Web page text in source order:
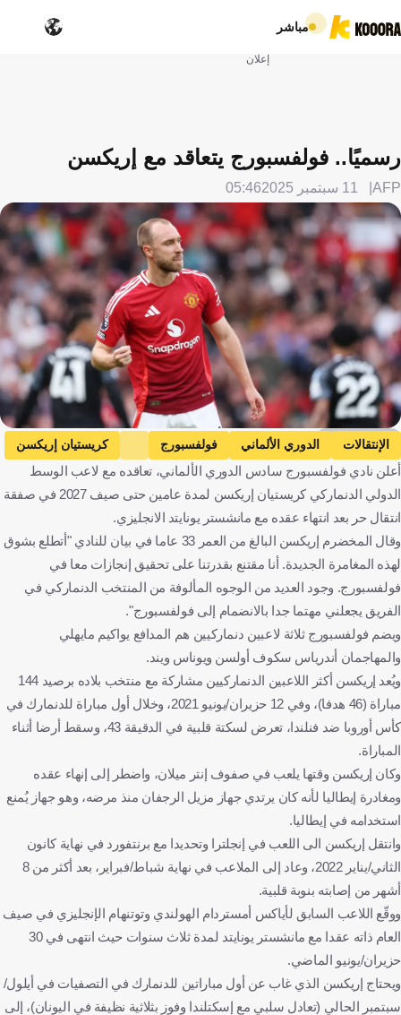
مباشر
إعلان
رسميًا.. فولفسبورج يتعاقد مع إريكسن
AFP 11 سبتمبر 2025 05:46
Getty Images
الإنتقالات الدوري الألماني فولفسبورج
كريستيان إريكسن
مانشستر يونايتد
ألمانيا الدانمرك إنجلترا كرة قدم
أعلن نادي فولفسبورج سادس الدوري الألماني، تعاقده مع لاعب الوسط
الدولي الدنماركي كريستيان إريكسن لمدة عامين حتى صيف 2027 في صفقة
انتقال حر بعد انتهاء عقده مع مانشستر يونايتد الانجليزي.
وقال المخضرم إريكسن البالغ من العمر 33 عاما في بيان للنادي "أتطلع بشوق
لهذه المغامرة الجديدة. أنا مقتنع بقدرتنا على تحقيق إنجازات معا في
فولفسبورج. وجود العديد من الوجوه المألوفة من المنتخب الدنماركي في
الفريق يجعلني مهتما جدا بالانضمام إلى فولفسبورج".
ويضم فولفسبورج ثلاثة لاعبين دنماركيين هم المدافع يواكيم مايهلي
والمهاجمان أندرياس سكوف أولسن ويوناس ويند.
ويُعد إريكسن أكثر اللاعبين الدنماركيين مشاركة مع منتخب بلاده برصيد 144
مباراة (46 هدفا)، وفي 12 حزيران/يونيو 2021، وخلال أول مباراة للدنمارك في
كأس أوروبا ضد فنلندا، تعرض لسكتة قلبية في الدقيقة 43، وسقط أرضا أثناء
المباراة.
وكان إريكسن وقتها يلعب في صفوف إنتر ميلان، واضطر إلى إنهاء عقده
ومغادرة إيطاليا لأنه كان يرتدي جهاز مزيل الرجفان منذ مرضه، وهو جهاز يُمنع
استخدامه في إيطاليا.
وانتقل إريكسن الى اللعب في إنجلترا وتحديدا مع برنتفورد في نهاية كانون
الثاني/يناير 2022، وعاد إلى الملاعب في نهاية شباط/فبراير، بعد أكثر من 8
أشهر من إصابته بنوبة قلبية.
ووقّع اللاعب السابق لأياكس أمستردام الهولندي وتوتنهام الإنجليزي في صيف
العام ذاته عقدا مع مانشستر يونايتد لمدة ثلاث سنوات حيث انتهى في 30
حزيران/يونيو الماضي.
ويحتاج إريكسن الذي غاب عن أول مباراتين للدنمارك في التصفيات في أيلول/
سبتمبر الحالي (تعادل سلبي مع إسكتلندا وفوز بثلاثية نظيفة في اليونان)، إلى